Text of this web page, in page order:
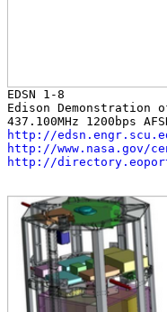
Edison Demonstration
http://
http://www.nasa.gov/
http://